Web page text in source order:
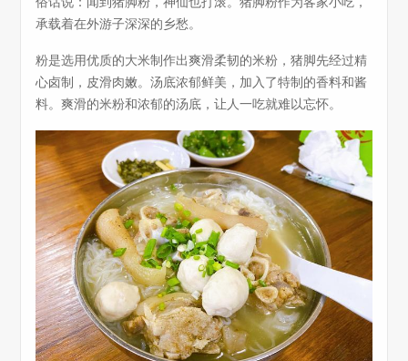
承载着在外游子深深的乡愁。
粉是选用优质的大米制作出爽滑柔韧的米粉，猪脚先经过精
心卤制，皮滑肉嫩。汤底浓郁鲜美，加入了特制的香料和酱
料。爽滑的米粉和浓郁的汤底，让人一吃就难以忘怀。